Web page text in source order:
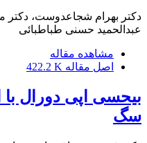
دکتر بهرام شجاعدوست، دکتر
عبدالحمید حسنی طباطبائی
مشاهده مقاله
اصل مقاله 422.2 K
بیحسی اپی دورال با
سگ